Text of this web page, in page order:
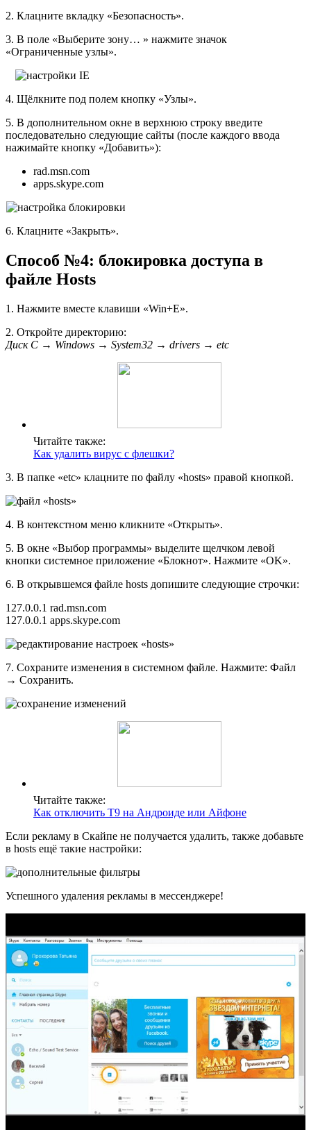
2. Клацните вкладку «Безопасность».
3. В поле «Выберите зону… » нажмите значок
«Ограниченные узлы».
4. Щёлкните под полем кнопку «Узлы».
5. В дополнительном окне в верхнюю строку введите
последовательно следующие сайты (после каждого ввода
нажимайте кнопку «Добавить»):
rad.msn.com
apps.skype.com
6. Клацните «Закрыть».
Способ №4: блокировка доступа в
файле Hosts
1. Нажмите вместе клавиши «Win+E».
2. Откройте директорию:
Диск C → Windows → System32 → drivers → etc
Читайте также:
Как удалить вирус с флешки?
3. В папке «etc» клацните по файлу «hosts» правой кнопкой.
4. В контекстном меню кликните «Открыть».
5. В окне «Выбор программы» выделите щелчком левой
кнопки системное приложение «Блокнот». Нажмите «OK».
6. В открывшемся файле hosts допишите следующие строчки:
127.0.0.1 rad.msn.com
127.0.0.1 apps.skype.com
7. Сохраните изменения в системном файле. Нажмите: Файл
→ Сохранить.
Читайте также:
Как отключить Т9 на Андроиде или Айфоне
Если рекламу в Скайпе не получается удалить, также добавьте
в hosts ещё такие настройки:
Успешного удаления рекламы в мессенджере!